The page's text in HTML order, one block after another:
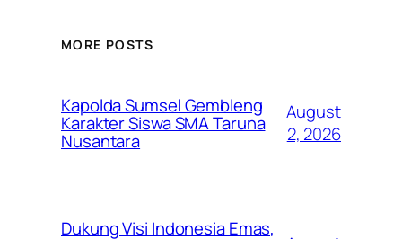
MORE POSTS
Kapolda Sumsel Gembleng
Karakter Siswa SMA Taruna
Nusantara
August
2, 2026
Dukung Visi Indonesia Emas,